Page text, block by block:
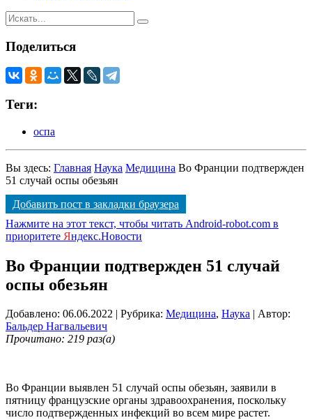
Поделиться
Теги:
оспа
Вы здесь: Главная Наука Медицина Во Франции подтвержден
51 случай оспы обезьян
Добавить пост в закладки браузера
Нажмите на этот текст, чтобы читать Android-robot.com в
приоритете Яндекс.Новости
Во Франции подтвержден 51 случай
оспы обезьян
Добавлено: 06.06.2022 | Рубрика: Медицина, Наука | Автор:
Бальдер Нагвальевич
Прочитано: 219 раз(а)
Во Франции выявлен 51 случай оспы обезьян, заявили в
пятницу французские органы здравоохранения, поскольку
число подтвержденных инфекций во всем мире растет.